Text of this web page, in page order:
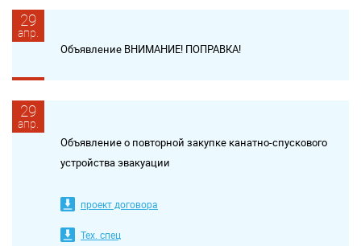
29
апр.
Объявление ВНИМАНИЕ! ПОПРАВКА!
29
апр.
Объявление о повторной закупке канатно-спускового
устройства эвакуации
проект договора
Тех. спец